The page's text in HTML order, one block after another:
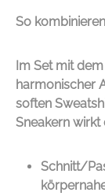
So
Im Set mit
harmonischer
soften
Sneakern
Schnitt/